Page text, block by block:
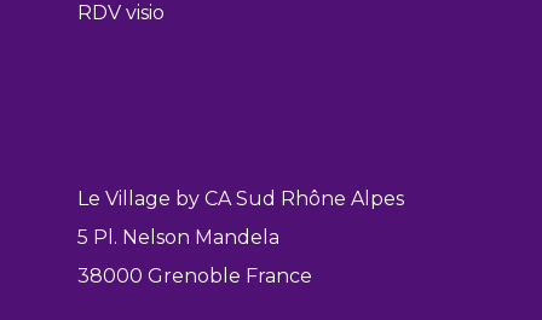
RDV visio
Le Village by CA Sud Rhône Alpes
5 Pl. Nelson Mandela
38000 Grenoble France